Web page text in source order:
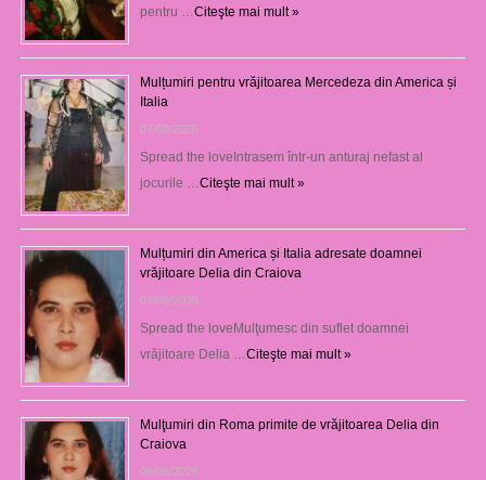
pentru …Citeşte mai mult »
Mulțumiri pentru vrăjitoarea Mercedeza din America și
Italia
07/08/2026
Spread the loveIntrasem într-un anturaj nefast al
jocurile …Citeşte mai mult »
Mulțumiri din America și Italia adresate doamnei
vrăjitoare Delia din Craiova
07/08/2026
Spread the loveMulţumesc din suflet doamnei
vrăjitoare Delia …Citeşte mai mult »
Mulţumiri din Roma primite de vrăjitoarea Delia din
Craiova
06/08/2026